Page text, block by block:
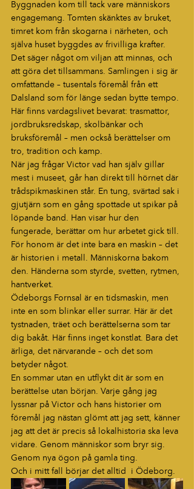
Byggnaden kom till tack vare människors
engagemang. Tomten skänktes av bruket,
timret kom från skogarna i närheten, och
själva huset byggdes av frivilliga krafter.
Det säger något om viljan att minnas, och
att göra det tillsammans. Samlingen i sig är
omfattande – tusentals föremål från ett
Dalsland som för länge sedan bytte tempo.
Här finns vardagslivet bevarat: trasmattor,
jordbruksredskap, skolbänkar och
bruksföremål – men också berättelser om
tro, tradition och kamp.
När jag frågar Victor vad han själv gillar
mest i museet, går han direkt till hörnet där
trådspikmaskinen står. En tung, svärtad sak i
gjutjärn som en gång spottade ut spikar på
löpande band. Han visar hur den
fungerade, berättar om hur arbetet gick till.
För honom är det inte bara en maskin – det
är historien i metall. Människorna bakom
den. Händerna som styrde, svetten, rytmen,
hantverket.
Ödeborgs Fornsal är en tidsmaskin, men
inte en som blinkar eller surrar. Här är det
tystnaden, träet och berättelserna som tar
dig bakåt. Här finns inget konstlat. Bara det
ärliga, det närvarande – och det som
betyder något.
En sommar utan en utflykt dit är som en
berättelse utan början. Varje gång jag
lyssnar på Victor och hans historier om
föremål jag nästan glömt att jag sett, känner
jag att det är precis så lokalhistoria ska leva
vidare. Genom människor som bryr sig.
Genom nya ögon på gamla ting.
Och i mitt fall börjar det alltid  i Ödeborg.